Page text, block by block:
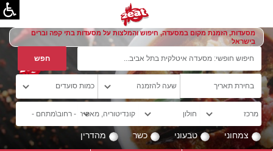
מסעדות, הזמנת מקום במסעדה, חיפוש והמלצות על מסעדות בתי קפה וברים
בישראל
צמחוני טבעוני כשר מהדרין